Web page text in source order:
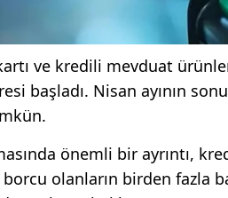
ve kredili mevduat
başladı. Nisan ayının
önemli bir ayrıntı,
olanların birden fazla